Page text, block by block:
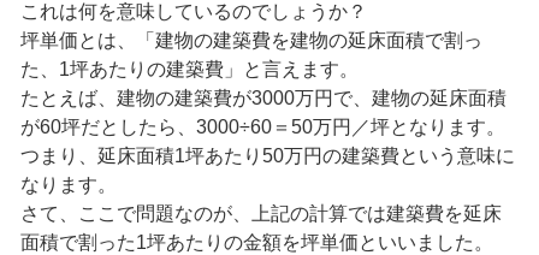
これは何を意味しているのでしょうか？
坪単価とは、「建物の建築費を建物の延床面積で割っ
た、1坪あたりの建築費」と言えます。
たとえば、建物の建築費が3000万円で、建物の延床面積
が60坪だとしたら、3000÷60＝50万円／坪となります。
つまり、延床面積1坪あたり50万円の建築費という意味に
なります。
さて、ここで問題なのが、上記の計算では建築費を延床
面積で割った1坪あたりの金額を坪単価といいました。